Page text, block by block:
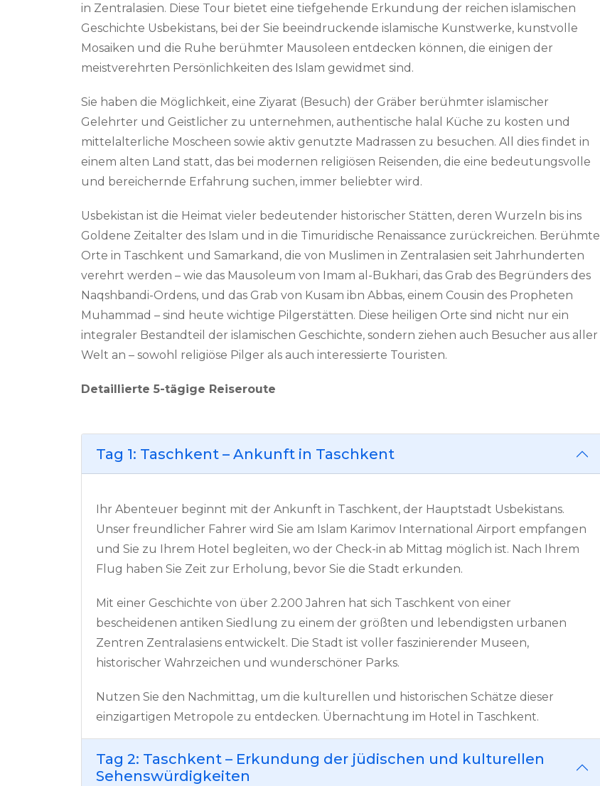
in Zentralasien. Diese Tour bietet eine tiefgehende Erkundung der reichen islamischen
Geschichte Usbekistans, bei der Sie beeindruckende islamische Kunstwerke, kunstvolle
Mosaiken und die Ruhe berühmter Mausoleen entdecken können, die einigen der
meistverehrten Persönlichkeiten des Islam gewidmet sind.
Sie haben die Möglichkeit, eine Ziyarat (Besuch) der Gräber berühmter islamischer
Gelehrter und Geistlicher zu unternehmen, authentische halal Küche zu kosten und
mittelalterliche Moscheen sowie aktiv genutzte Madrassen zu besuchen. All dies findet in
einem alten Land statt, das bei modernen religiösen Reisenden, die eine bedeutungsvolle
und bereichernde Erfahrung suchen, immer beliebter wird.
Usbekistan ist die Heimat vieler bedeutender historischer Stätten, deren Wurzeln bis ins
Goldene Zeitalter des Islam und in die Timuridische Renaissance zurückreichen. Berühmte
Orte in Taschkent und Samarkand, die von Muslimen in Zentralasien seit Jahrhunderten
verehrt werden – wie das Mausoleum von Imam al-Bukhari, das Grab des Begründers des
Naqshbandi-Ordens, und das Grab von Kusam ibn Abbas, einem Cousin des Propheten
Muhammad – sind heute wichtige Pilgerstätten. Diese heiligen Orte sind nicht nur ein
integraler Bestandteil der islamischen Geschichte, sondern ziehen auch Besucher aus aller
Welt an – sowohl religiöse Pilger als auch interessierte Touristen.
Detaillierte 5-tägige Reiseroute
Tag 1: Taschkent – Ankunft in Taschkent
Ihr Abenteuer beginnt mit der Ankunft in Taschkent, der Hauptstadt Usbekistans.
Unser freundlicher Fahrer wird Sie am Islam Karimov International Airport empfangen
und Sie zu Ihrem Hotel begleiten, wo der Check-in ab Mittag möglich ist. Nach Ihrem
Flug haben Sie Zeit zur Erholung, bevor Sie die Stadt erkunden.
Mit einer Geschichte von über 2.200 Jahren hat sich Taschkent von einer
bescheidenen antiken Siedlung zu einem der größten und lebendigsten urbanen
Zentren Zentralasiens entwickelt. Die Stadt ist voller faszinierender Museen,
historischer Wahrzeichen und wunderschöner Parks.
Nutzen Sie den Nachmittag, um die kulturellen und historischen Schätze dieser
einzigartigen Metropole zu entdecken. Übernachtung im Hotel in Taschkent.
Tag 2: Taschkent – Erkundung der jüdischen und kulturellen
Sehenswürdigkeiten